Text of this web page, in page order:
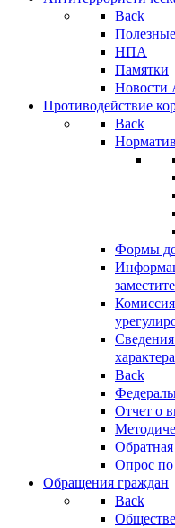
Back
НПА
Памятки
Новости
Противодействие
Back
Формы
характера
Back
Отчет о
Опрос по
Обращения граждан
Back